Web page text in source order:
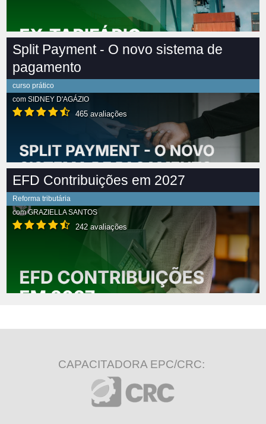
Split Payment - O novo sistema de
pagamento
curso prático
com SIDNEY D'AGÁZIO
465 avaliações
EFD Contribuições em 2027
Reforma tributária
comGRAZIELLA SANTOS
242 avaliações
CAPACITADORA EPC/CRC: